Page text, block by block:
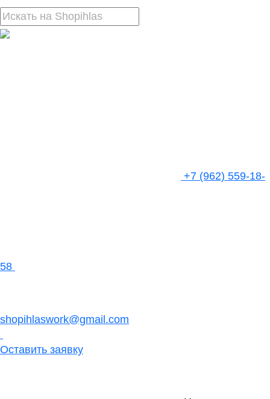
+7 (962) 559-18-
58
shopihlaswork@gmail.com
Оставить заявку